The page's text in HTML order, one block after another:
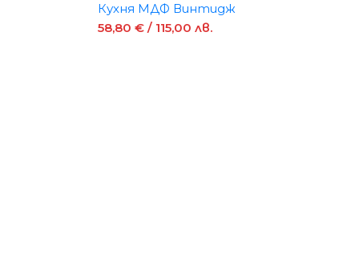
Кухня МДФ Винтидж
58,80 € / 115,00 лв.